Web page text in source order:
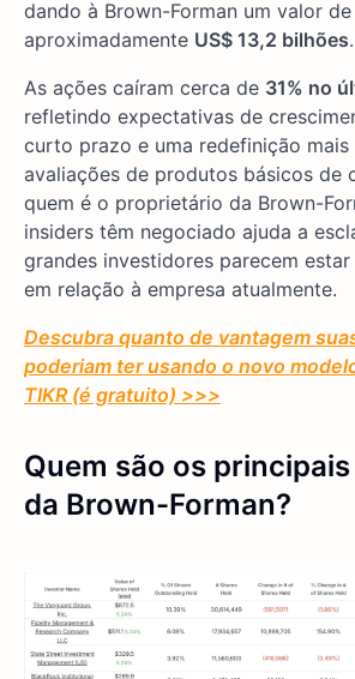
dando à Brown-Forman um valor
aproximadamente US$ 13,2 bilhões.
As ações caíram cerca de 31% no
refletindo expectativas de
curto prazo e uma redefinição mais
avaliações de produtos básicos de
quem é o proprietário da Brown-
insiders têm negociado ajuda a
grandes investidores parecem
em relação à empresa atualmente.
Descubra quanto de vantagem
poderiam ter usando o novo
TIKR (é gratuito) >>>
Quem são os
da Brown-Forman?